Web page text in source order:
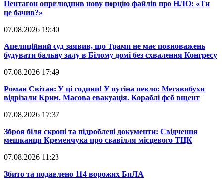
​Пентагон оприлюднив нову порцію файлів про НЛО: «Ти
це бачив?»
07.08.2026 19:40
​Апеляційний суд заявив, що Трамп не має повноважень
будувати бальну залу в Білому домі без схвалення Конгресу
07.08.2026 17:49
​Роман Світан: У ці години! У путіна пекло: Мегавибухи
відрізали Крим. Масова евакуація. Кораблі фсб вщент
07.08.2026 17:37
​Зброя біля скроні та підроблені документи: Свідчення
мешканця Кременчука про свавілля місцевого ТЦК
07.08.2026 11:23
​Збито та подавлено 114 ворожих БпЛА